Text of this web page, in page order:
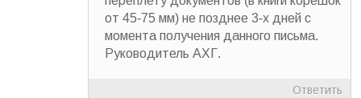
от 45-75 мм) не позднее 3-х дней с
момента получения данного письма.
Руководитель АХГ.
Ответить